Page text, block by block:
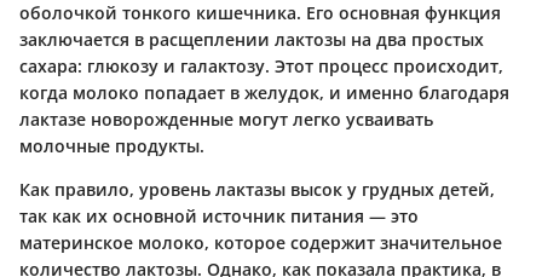
оболочкой тонкого кишечника. Его основная функция
заключается в расщеплении лактозы на два простых
сахара: глюкозу и галактозу. Этот процесс происходит,
когда молоко попадает в желудок, и именно благодаря
лактазе новорожденные могут легко усваивать
молочные продукты.
Как правило, уровень лактазы высок у грудных детей,
так как их основной источник питания — это
материнское молоко, которое содержит значительное
количество лактозы. Однако, как показала практика, в